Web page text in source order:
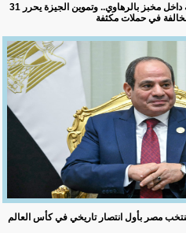
ضبط 812 بطاقة تموينية داخل مخبز بالرهاوي.. وتموين الجيزة يحرر 31
في حملات مكثفة
مصر بأول انتصار تاريخي في كأس العالم